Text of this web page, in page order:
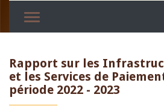
Rapport sur les
et les Services de
période 2022 - 2023